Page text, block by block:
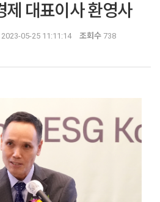
제 대표이사 환영사
05-25 11:11:14 조회수738